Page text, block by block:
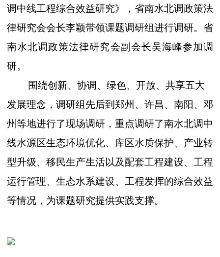
调中线工程综合效益研究》，省南水北调政策法
律研究会会长李颖带领课题调研组进行调研。省
南水北调政策法律研究会副会长吴海峰参加调
研。
围绕创新、协调、绿色、开放、共享五大
发展理念，调研组先后到郑州、许昌、南阳、邓
州等地进行了现场调研，重点调研了南水北调中
线水源区生态环境优化、库区水质保护、产业转
型升级、移民生产生活以及配套工程建设、工程
运行管理、生态水系建设、工程发挥的综合效益
等情况，为课题研究提供实践支撑。